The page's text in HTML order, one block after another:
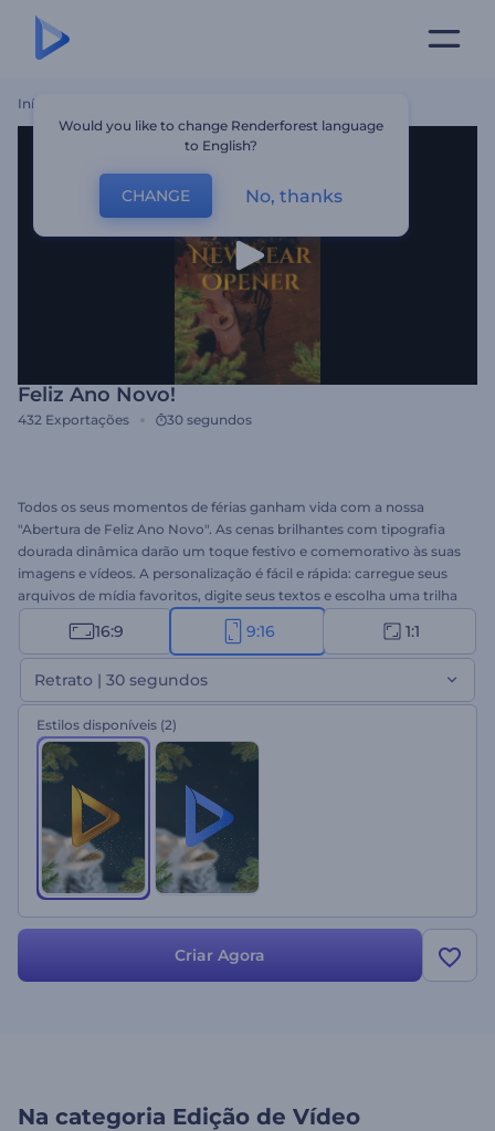
Início
Feliz Ano Novo!
432 Exportações 30 segundos
Todos os seus momentos de férias ganham vida com a nossa
"Abertura de Feliz Ano Novo". As cenas brilhantes com tipografia
dourada dinâmica darão um toque festivo e comemorativo às suas
imagens e vídeos. A personalização é fácil e rápida: carregue seus
arquivos de mídia favoritos, digite seus textos e escolha uma trilha
sonora natalina para criar um vídeo de Ano Novo alegre. Perfeito
para apresentações de slides em família, vídeos de felicitações,
compilações de férias, posts em redes sociais e muito mais. Crie
agora!
16:9 9:16 1:1
Retrato | 30 segundos
Estilos disponíveis (2)
Criar Agora
Na categoria Edição de Vídeo
Would you like to change Renderforest language
to English?
CHANGE No, thanks